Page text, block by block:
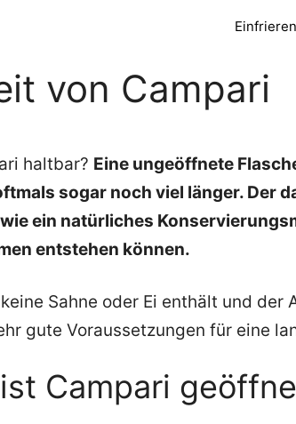
Einfrieren
von Campari
haltbar? Eine ungeöffnete
sogar noch viel länger. Der
ein natürliches
entstehen können.
Sahne oder Ei enthält und der
gute Voraussetzungen für eine
Campari